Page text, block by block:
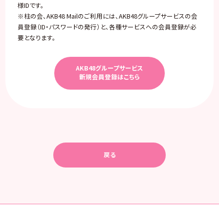
様IDです。
※柱の会、AKB48 Mailのご利用には、AKB48グループサービスの会
員登録（ID・パスワードの発行）と、各種サービスへの会員登録が必
要となります。
AKB48グループサービス
新規会員登録はこちら
戻る